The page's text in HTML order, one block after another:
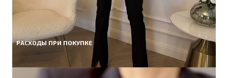
РАСХОДЫ ПРИ ПОКУПКЕ